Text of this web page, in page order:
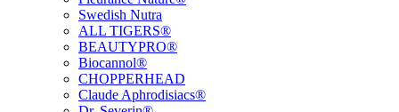
Swedish Nutra
ALL TIGERS®
BEAUTYPRO®
Biocannol®
CHOPPERHEAD
Claude Aphrodisiacs®